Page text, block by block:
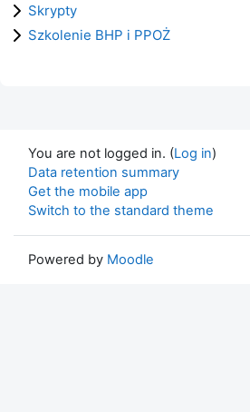
Skrypty
Szkolenie BHP i PPOŻ
You are not logged in. (Log in)
Data retention summary
Get the mobile app
Switch to the standard theme
Powered by Moodle